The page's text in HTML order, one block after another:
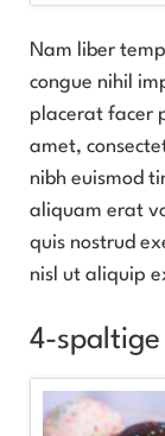
Nam liber
congue nihil
placerat facer
amet,
nibh euismod
aliquam erat
quis nostrud
nisl ut aliquip
4-